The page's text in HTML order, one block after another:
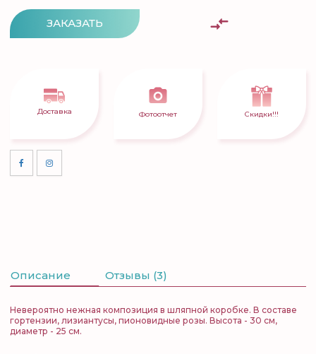
ЗАКАЗАТЬ
Доставка Фотоотчет Скидки!!!
Описание Отзывы (3)
Невероятно нежная композиция в шляпной коробке. В составе
гортензии, лизиантусы, пионовидные розы. Высота - 30 см,
диаметр - 25 см.